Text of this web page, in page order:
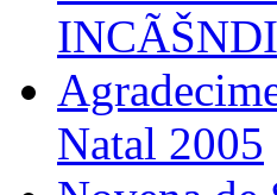
Natal 2005